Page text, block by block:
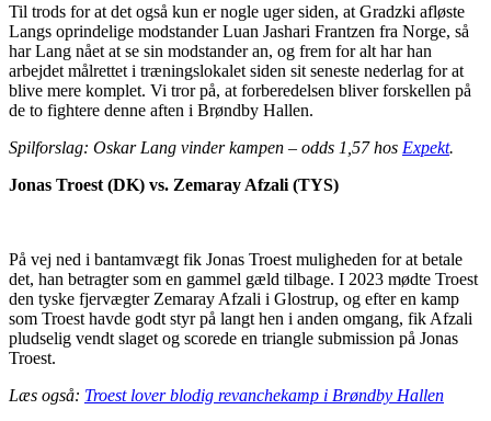
Til trods for at det også kun er nogle uger siden, at Gradzki afløste
Langs oprindelige modstander Luan Jashari Frantzen fra Norge, så
har Lang nået at se sin modstander an, og frem for alt har han
arbejdet målrettet i træningslokalet siden sit seneste nederlag for at
blive mere komplet. Vi tror på, at forberedelsen bliver forskellen på
de to fightere denne aften i Brøndby Hallen.
Spilforslag: Oskar Lang vinder kampen – odds 1,57 hos Expekt.
Jonas Troest (DK) vs. Zemaray Afzali (TYS)
På vej ned i bantamvægt fik Jonas Troest muligheden for at betale
det, han betragter som en gammel gæld tilbage. I 2023 mødte Troest
den tyske fjervægter Zemaray Afzali i Glostrup, og efter en kamp
som Troest havde godt styr på langt hen i anden omgang, fik Afzali
pludselig vendt slaget og scorede en triangle submission på Jonas
Troest.
Læs også: Troest lover blodig revanchekamp i Brøndby Hallen